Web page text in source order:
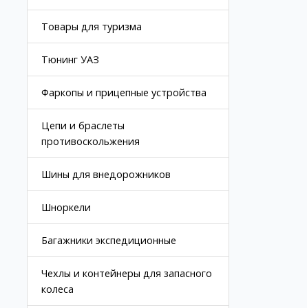
Товары для туризма
Тюнинг УАЗ
Фаркопы и прицепные устройства
Цепи и браслеты
противоскольжения
Шины для внедорожников
Шноркели
Багажники экспедиционные
Чехлы и контейнеры для запасного
колеса